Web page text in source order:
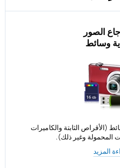
الصور
وسائط
(الأقراص الثابتة والكاميرات
المحمولة وغير ذلك).
المزيد